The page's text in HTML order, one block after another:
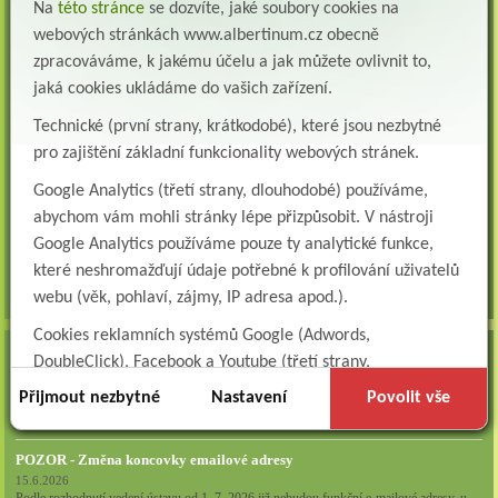
lůžkové oddělení následné a dlouhodobé pé...
Všeobecná sestra na plicní oddělení
Albertinum, odborný léčebný ústav, přijme do pracovního poměru: VŠEOBECNÁ
SESTRA na oddělení pneumologie a ftizeologiePr...
Logoped/klinický logoped
KLINICKÉHO LOGOPEDA Nab...
Ergoterapeut/ka
Albertinum, odborný léčebný ústav, přijme do pracovního
poměru: ERGOTERAPEUTA, EGOTERAPEUTKU Požadujeme:odbornou způsobi...
všechna volná místa »
AKTUALITY
Zapojte se do naší fotosoutěže!
POZOR - Změna koncovky emailové adresy
15.6.2026
Na této stránce se dozvíte, jaké soubory cookies na
webových stránkách www.albertinum.cz obecně
zpracováváme, k jakému účelu a jak můžete ovlivnit to,
jaká cookies ukládáme do vašich zařízení.
Technické (první strany, krátkodobé), které jsou nezbytné
pro zajištění základní funkcionality webových stránek.
Google Analytics (třetí strany, dlouhodobé) používáme,
abychom vám mohli stránky lépe přizpůsobit. V nástroji
Google Analytics používáme pouze ty analytické funkce,
které neshromažďují údaje potřebné k profilování uživatelů
webu (věk, pohlaví, zájmy, IP adresa apod.).
Cookies reklamních systémů Google (Adwords,
DoubleClick), Facebook a Youtube (třetí strany,
dlouhodobé). Tyto
cookiesslouží k marketingovému
například prostřednictvím personalizované reklamy na
sociálních sítích.
Přijmout nezbytné Nastavení Povolit vše